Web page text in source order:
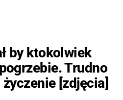
by ktokolwiek
Trudno
życzenie [zdjęcia]